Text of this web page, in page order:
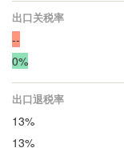
出口关税率
--
0%
出口退税率
13%
13%